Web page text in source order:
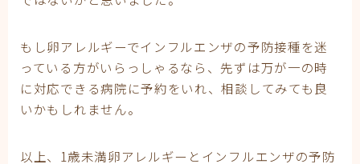
もし卵アレルギーでインフルエンザの予防接種を迷
っている方がいらっしゃるなら、先ずは万が一の時
に対応できる病院に予約をいれ、相談してみても良
いかもしれません。
以上、1歳未満卵アレルギーとインフルエンザの予防